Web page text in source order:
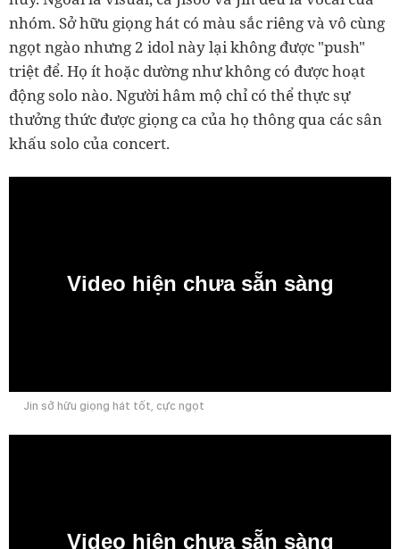
nhóm. Sở hữu giọng hát có màu sắc riêng và vô cùng
ngọt ngào nhưng 2 idol này lại không được "push"
triệt để. Họ ít hoặc dường như không có được hoạt
động solo nào. Người hâm mộ chỉ có thể thực sự
thưởng thức được giọng ca của họ thông qua các sân
khấu solo của concert.
Video hiện chưa sẵn sàng
Jin sở hữu giọng hát tốt, cực ngọt
Video hiện chưa sẵn sàng